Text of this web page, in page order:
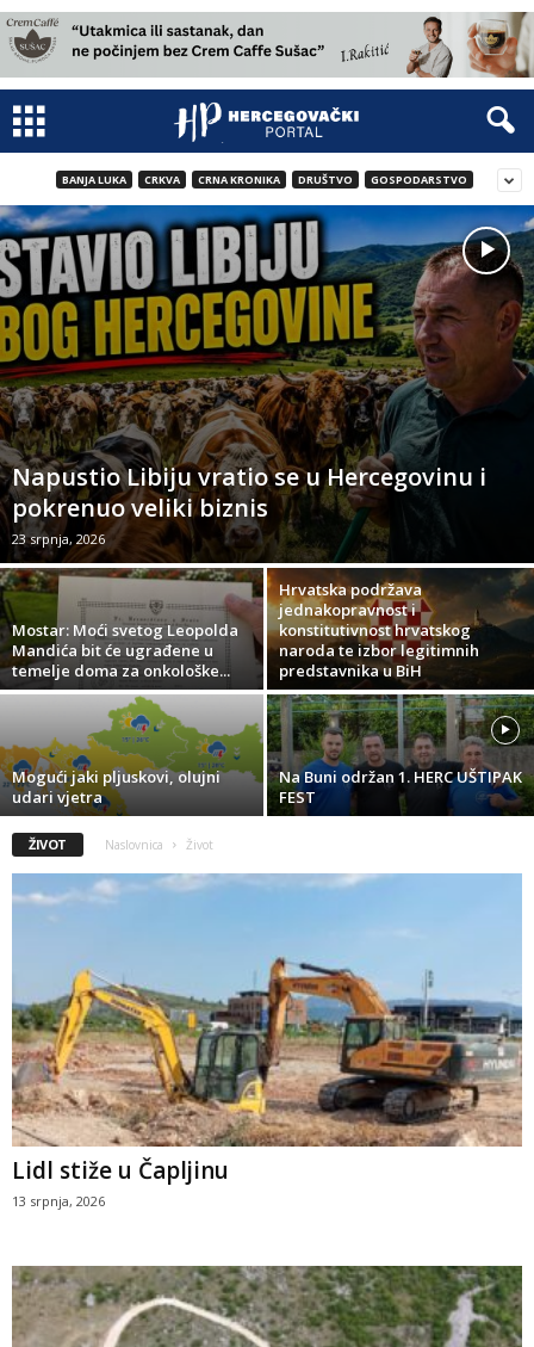
BANJA LUKA CRKVA CRNA KRONIKA DRUŠTVO GOSPODARSTVO
Napustio Libiju vratio se u Hercegovinu i
pokrenuo veliki biznis
23 srpnja, 2026
Mostar: Moći svetog Leopolda
Mandića bit će ugrađene u
temelje doma za onkološke...
Hrvatska podržava
jednakopravnost i
konstitutivnost hrvatskog
naroda te izbor legitimnih
predstavnika u BiH
Mogući jaki pljuskovi, olujni
udari vjetra
Na Buni održan 1. HERC UŠTIPAK
FEST
ŽIVOT Naslovnica Život
Lidl stiže u Čapljinu
13 srpnja, 2026